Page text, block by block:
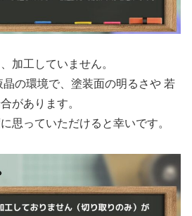
加工していません。
の環境で、塗装面の明るさや 若
があります。
思っていただけると幸いです。